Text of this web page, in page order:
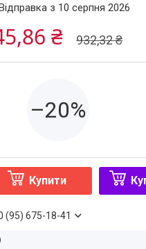
з 10 серпня 2026
932,32 ₴
₴
–20%
Купити
(95) 675-18-41